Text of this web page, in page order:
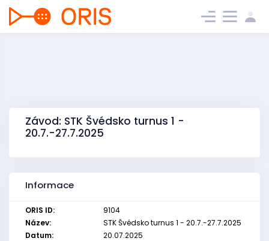
Závod: STK Švédsko turnus 1 -
20.7.-27.7.2025
Informace
ORIS ID:
9104
Název:
STK Švédsko turnus 1 - 20.7.-27.7.2025
Datum:
20.07.2025